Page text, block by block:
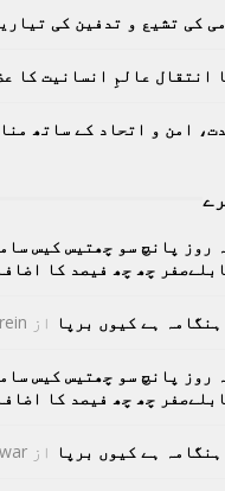
کی تشیع و تدفین کی
انتقال عالمِ انسانیت کا
امن و اتحاد کے ساتھ
روز پانچ سو چھتیس کیس
چھ چھ فیصد کا اضافہ
ہے کیوں برپا از
روز پانچ سو چھتیس کیس
چھ چھ فیصد کا اضافہ
ہے کیوں برپا از